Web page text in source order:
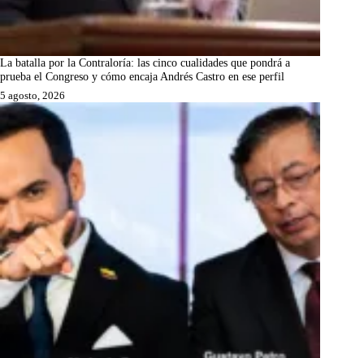
La batalla por la Contraloría: las cinco cualidades que pondrá a
prueba el Congreso y cómo encaja Andrés Castro en ese perfil
5 agosto, 2026